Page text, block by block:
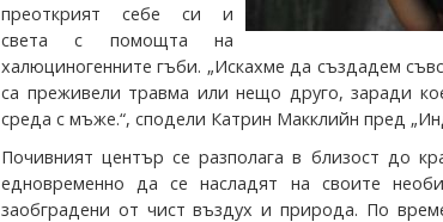
преоткрият себе си и
света с помощта на
халюциногенните гъби. „Искахме да създадем
са преживели травма или нещо друго, заради
среда с мъже.“, сподели Катрин Макклийн пред
Почивният център се разполага в близост до
едновременно да се насладят на своите
заобградени от чист въздух и природа. По